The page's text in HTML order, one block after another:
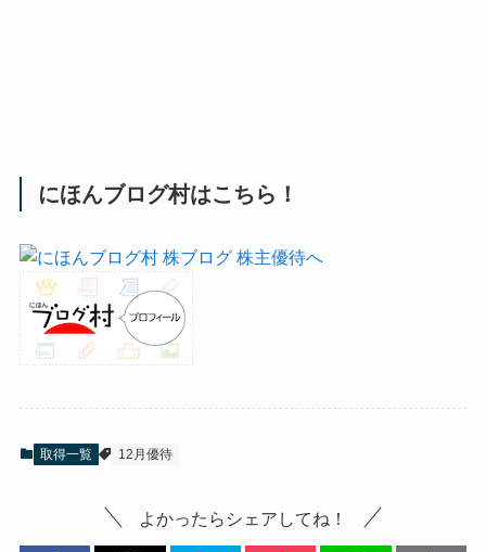
にほんブログ村はこちら！
取得一覧 12月優待
よかったらシェアしてね！